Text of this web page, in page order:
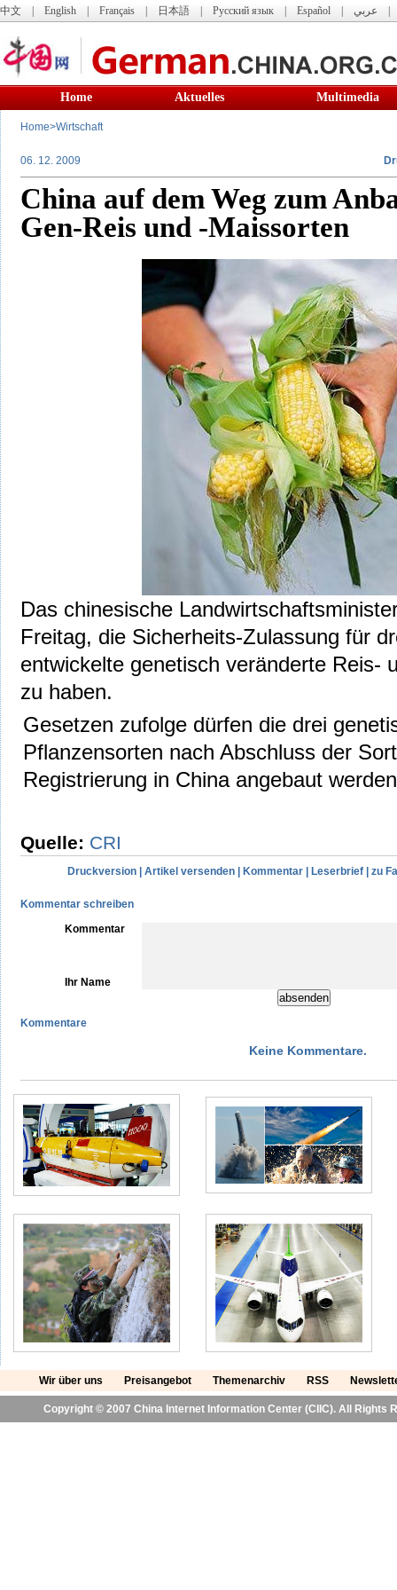
中文 English Français 日本語 Русский язык Español عربي
Home Aktuelles Multimedia
Home>Wirtschaft
06. 12. 2009
China auf dem Weg zum
Gen-Reis und -Maissorten
Das chinesische
Freitag, die Sicherheits-Zulassung für
entwickelte genetisch veränderte Reis-
zu haben.
Gesetzen zufolge dürfen die drei
Pflanzensorten nach Abschluss der
Registrierung in China angebaut
Quelle: CRI
Druckversion Artikel versenden Kommentar Leserbrief zu
Kommentar schreiben
Kommentar
Ihr Name
Kommentare
Keine Kommentare.